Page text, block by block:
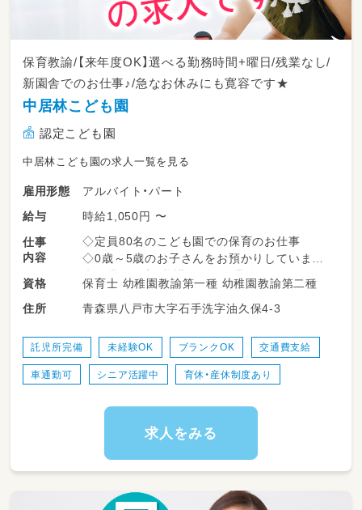
保育教諭/【来年度OK】選べる勤務時間+曜日/残業なし/
新園舎でのお仕事♪/急なお休みにも寛容です★
中居林こども園
認定こども園
中居林こども園の求人一覧を見る
雇用形態
アルバイト・パート
給与
時給1,050円 〜
仕事
内容
◇定員80名のこども園での保育のお仕事
◇0歳～5歳のお子さんをお預かりしています！
◇園児の健康、養護に関する業務
◇雑務（園内外の清掃他）
◇研修、会議への参加
資格
保育士 幼稚園教諭第一種 幼稚園教諭第二種
住所
青森県八戸市大字石手洗字油久保4-3
託児所完備 未経験OK ブランクOK 交通費支給
車通勤可 シニア活躍中 育休・産休制度あり
求人をみる